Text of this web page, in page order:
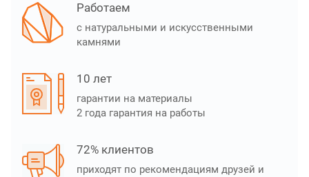
Работаем
с натуральными и искусственными
камнями
10 лет
гарантии на материалы
2 года гарантия на работы
72% клиентов
приходят по рекомендациям друзей и